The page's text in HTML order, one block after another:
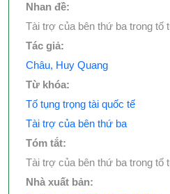
Nhan đề:
Tài trợ của bên thứ ba trong tố
Tác giả:
Châu, Huy Quang
Từ khóa:
Tố tụng trọng tài quốc tế
Tài trợ của bên thứ ba
Tóm tắt:
Tài trợ của bên thứ ba trong tố
Nhà xuất bản: